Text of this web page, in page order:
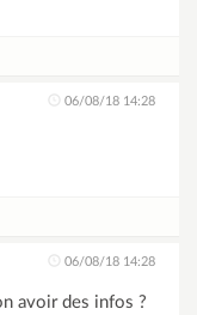
06/08/18 14:28
06/08/18 14:28
avoir des infos ?